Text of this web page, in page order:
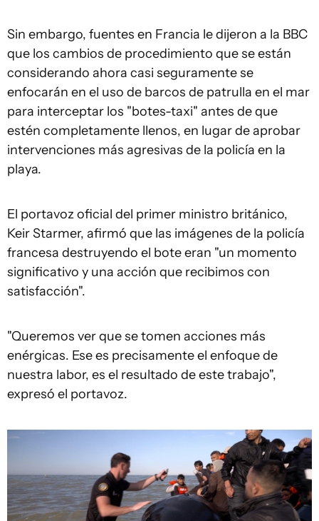
Sin embargo, fuentes en Francia le dijeron a la BBC
que los cambios de procedimiento que se están
considerando ahora casi seguramente se
enfocarán en el uso de barcos de patrulla en el mar
para interceptar los "botes-taxi" antes de que
estén completamente llenos, en lugar de aprobar
intervenciones más agresivas de la policía en la
playa.
El portavoz oficial del primer ministro británico,
Keir Starmer, afirmó que las imágenes de la policía
francesa destruyendo el bote eran "un momento
significativo y una acción que recibimos con
satisfacción".
"Queremos ver que se tomen acciones más
enérgicas. Ese es precisamente el enfoque de
nuestra labor, es el resultado de este trabajo",
expresó el portavoz.